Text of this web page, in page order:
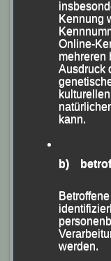
Teilnahme des
letztjährigen
Eine besondere
Dr. Andreas
Kieninger, Anne
sich als
und letztes Jahr
Mit dem Dank
Unterstützer ließ
Kennung
Online-
mehreren
Ausdruck
kann.
b)
werden.